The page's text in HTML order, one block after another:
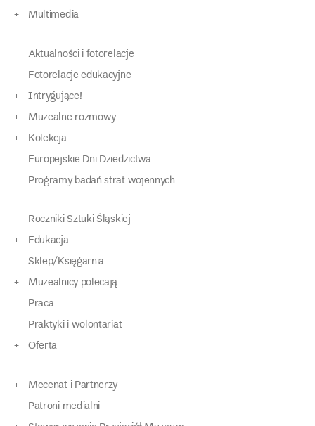
Multimedia
Aktualności i fotorelacje
Fotorelacje edukacyjne
Intrygujące!
Muzealne rozmowy
Kolekcja
Europejskie Dni Dziedzictwa
Programy badań strat wojennych
Roczniki Sztuki Śląskiej
Edukacja
Sklep/Księgarnia
Muzealnicy polecają
Praca
Praktyki i wolontariat
Oferta
Mecenat i Partnerzy
Patroni medialni